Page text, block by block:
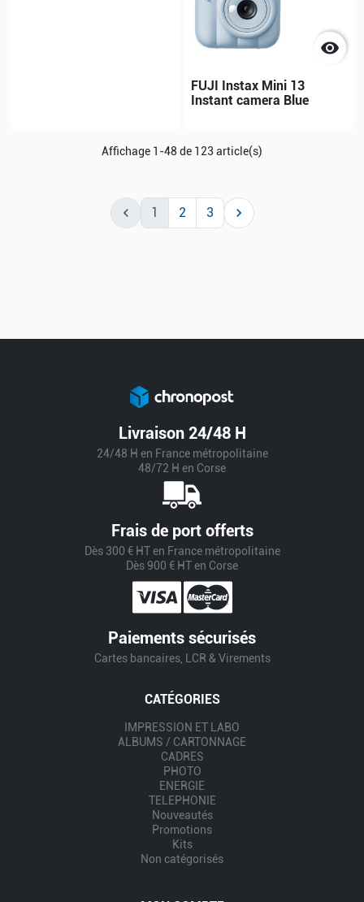

FUJI Instax Mini 13
Instant camera Blue
Affichage 1-48 de 123 article(s)
 1 2 3 
Livraison 24/48 H
24/48 H en France métropolitaine
48/72 H en Corse
Frais de port offerts
Dès 300 € HT en France métropolitaine
Dès 900 € HT en Corse
Paiements sécurisés
Cartes bancaires, LCR & Virements
CATÉGORIES
IMPRESSION ET LABO
ALBUMS / CARTONNAGE
CADRES
PHOTO
ENERGIE
TELEPHONIE
Nouveautés
Promotions
Kits
Non catégorisés